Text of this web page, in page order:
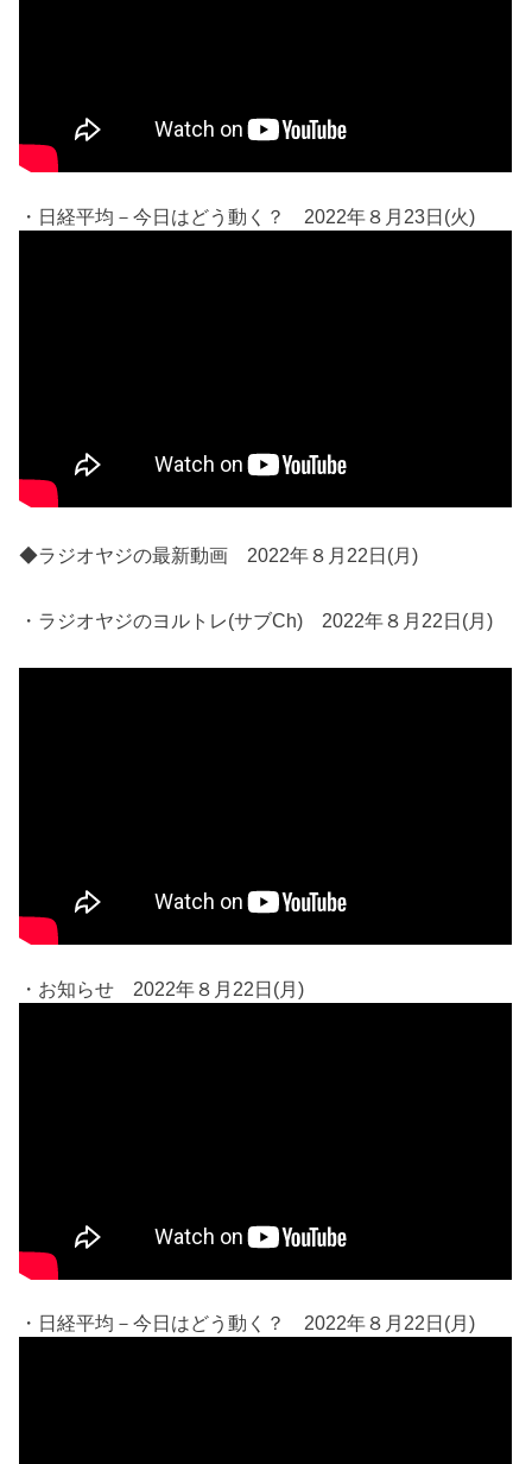
・日経平均－今日はどう動く？ 2022年８月23日(火)
◆ラジオヤジの最新動画 2022年８月22日(月)
・ラジオヤジのヨルトレ(サブCh) 2022年８月22日(月)
・お知らせ 2022年８月22日(月)
・日経平均－今日はどう動く？ 2022年８月22日(月)